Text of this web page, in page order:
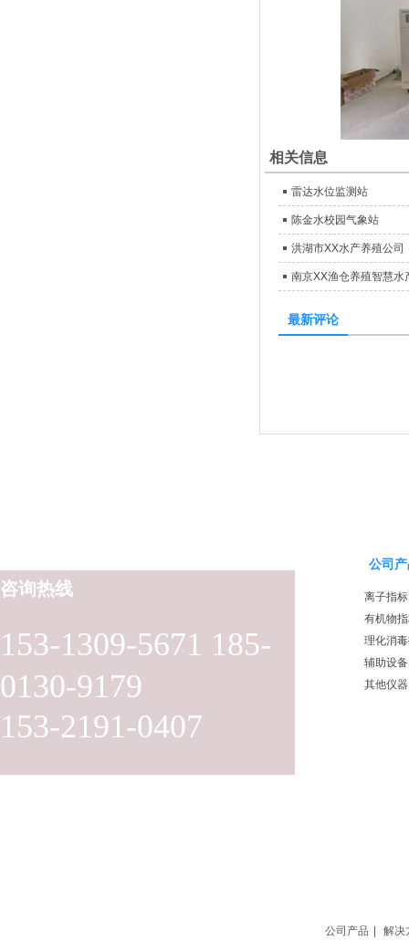
相关信息
雷达水位监测站
陈金水校园气象站
洪湖市XX水产养殖公司
南京XX渔仓养殖智慧水
最新评论
153-1309-5671 185-
0130-9179
153-2191-0407
咨询热线
公司
离子指标
有机物
理化消
辅助设备
其他仪器
公司产品 解决